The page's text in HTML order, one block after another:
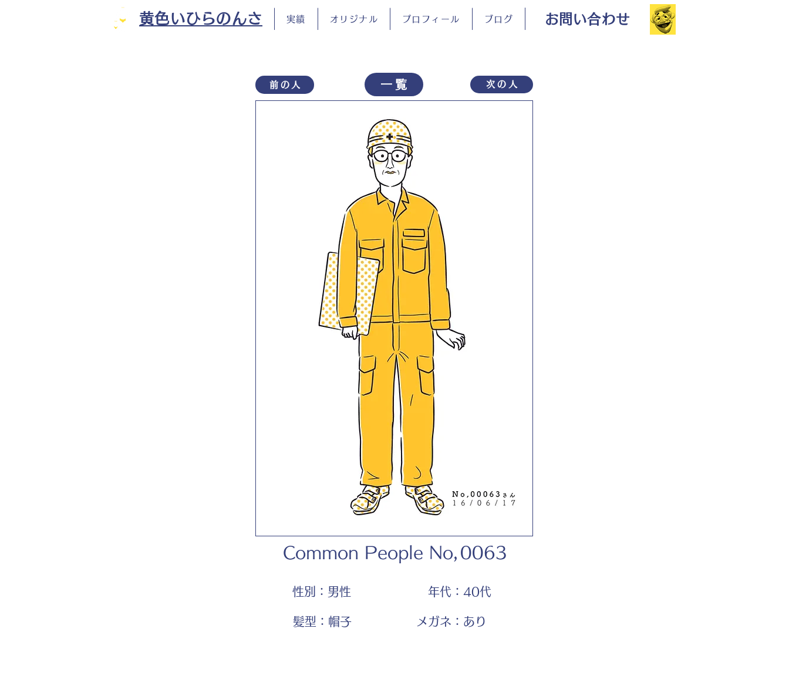
黄色いひらのんさ 実績 オリジナル プロフィール ブログ お問い合わせ
前の人 一覧 次の人
Common People No, 0063
性別： 男性
髪型： 帽子
年代： 40代
メガネ： あり